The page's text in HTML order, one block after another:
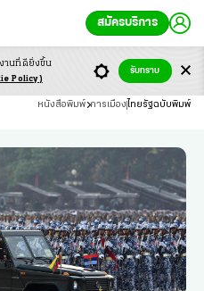
สมัครบริการ
หนังสือพิมพ์ การเมือง ไทยรัฐฉบับพิมพ์
านที่ดียิ่งขึ้น
Policy)
รับทราบ